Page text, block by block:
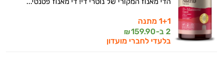
1+1 מתנה
2 ב-
159.90
₪
בלעדי לחברי מועדון